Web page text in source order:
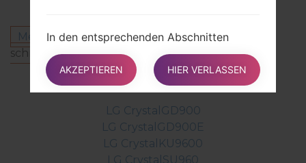
Melden Sie sich anum einen Kommentar zu
schreiben.
Andere Modelle aus dieser Serie
LG CrystalGD900
LG CrystalGD900E
LG CrystalKU9600
LG CrystalSU960
In den entsprechenden Abschnitten
dieses Dokuments finden Benutzer
zusätzliche detaillierte Informationen
zum Zweck der Verarbeitung und die für
jedes Ziel verwendeten spezifischen
persönlichen Daten.
AKZEPTIEREN HIER VERLASSEN